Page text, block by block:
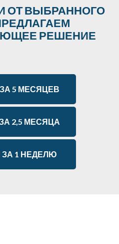
ОТ ВЫБРАННОГО
РЕШЕНИЕ
5 МЕСЯЦЕВ
2,5 МЕСЯЦА
1 НЕДЕЛЮ